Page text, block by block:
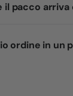
il pacco
ordine in un